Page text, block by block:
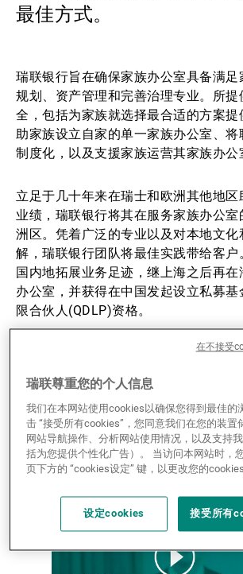
联系
最佳方式。
瑞联银行旨在确保家族办公室具备满足
规划、资产管理和完善治理专业。所
全，包括为家族就选择最合适的方案
助家族设立自家的单一家族办公室、将
制度化，以及支援家族运营其家族办公
立足于几十年来在瑞士和欧洲其他地
业绩，瑞联银行将其在服务家族办公室
洲区。凭着广泛的专业以及对本地文化
解，瑞联银行团队将最佳实践带给客户
国内地拓展业务足迹，继上海之后再在
办公室，并获得在中国发起设立私募
限合伙人(QDLP)资格。
瑞联尊重您的个人信息
我们在本网站使用cookies以确保您得到最佳的
击 “接受所有cookies”，您同意我们在您的装置
网站导航操作、分析网站使用情况，以及支持
括为您提供个性化广告）。 当访问本网站时，
页下方的 “cookies设定” 键，以更改您的cookies
设定cookies 接受所有
在不接受